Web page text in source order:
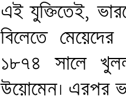
এই যুক্তিতেই,
বিলেতে
১৮৭৪ সালে
উয়োমেন। এরপর